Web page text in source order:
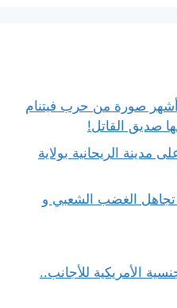
صورة من حرب فيتنام
صديق القاتل!
الريحانية بولاية
تجاهل الغضب الشعبي و
الأمريكية للأجانب..